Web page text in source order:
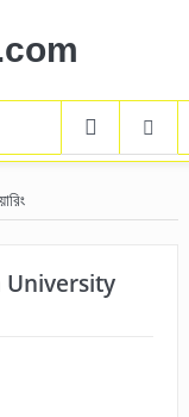
University